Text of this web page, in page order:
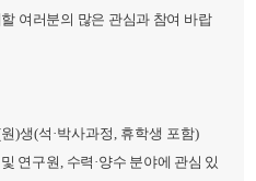
여러분의 많은 관심과 참여 바랍
원)생(석 ·박사과정, 휴학생 포함)
연구원, 수력 ·양수 분야에 관심 있